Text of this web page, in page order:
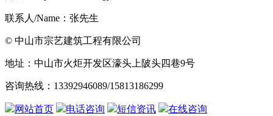
联系人/Name：张先生
© 中山市宗艺建筑工程有限公司
地址：中山市火炬开发区濠头上陂头四巷9号
咨询热线：13392946089/15813186299
网站首页 电话咨询 短信资讯 在线咨询